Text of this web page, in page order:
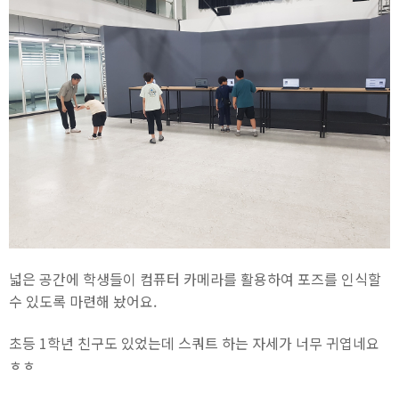
넓은 공간에 학생들이 컴퓨터 카메라를 활용하여 포즈를 인식할
수 있도록 마련해 놨어요.
초등 1학년 친구도 있었는데 스쿼트 하는 자세가 너무 귀엽네요
ㅎㅎ